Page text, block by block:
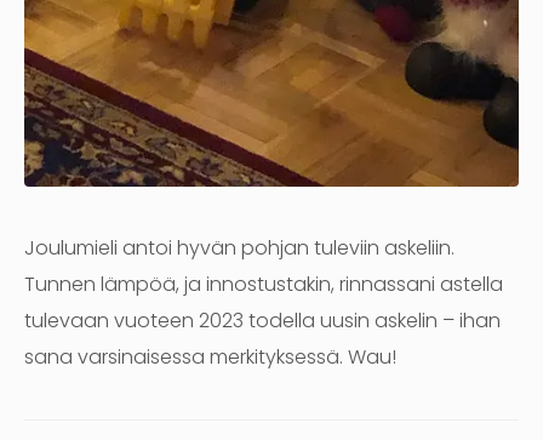
Joulumieli antoi hyvän pohjan tuleviin askeliin.
Tunnen lämpöä, ja innostustakin, rinnassani astella
tulevaan vuoteen 2023 todella uusin askelin – ihan
sana varsinaisessa merkityksessä. Wau!